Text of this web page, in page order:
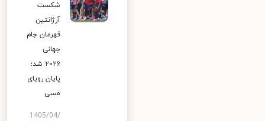
شکست
آرژانتین
قهرمان جام
جهانی
۲۰۲۶ شد؛
پایان رویای
مسی
1405/04/